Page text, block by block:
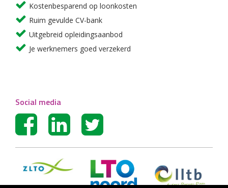
Kostenbesparend op loonkosten
Ruim gevulde CV-bank
Uitgebreid opleidingsaanbod
Je werknemers goed verzekerd
Social media